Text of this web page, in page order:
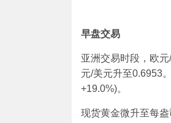
早盘交易
亚洲交易时段，欧
元/美元升至0.6953
+19.0%)。
现货黄金微升至每盎